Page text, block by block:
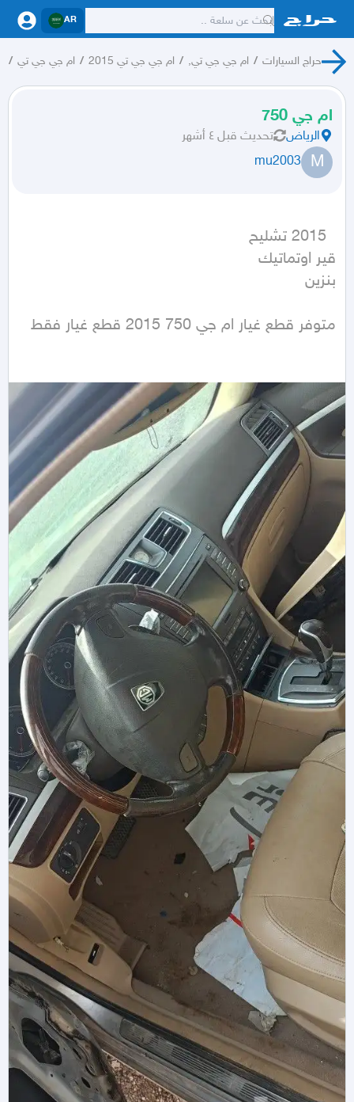
AR
حراج السيارات / ام جي جي تي, / ام جي جي تي 2015 / ام جي جي تي /
ام جي 750
الرياض تحديث قبل ٤ أشهر
M
mu2003
بنزين
متوفر قطع غيار ام جي 750 2015 قطع غيار فقط